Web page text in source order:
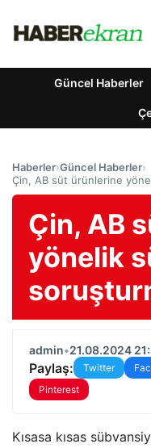
Güncel Haberler
Haberler›Güncel Haberler›
Çin, AB süt ürünlerine
Çin, AB
yönelik
admin•21.08.2024
Paylaş: Twitter
Pinterest
Kısasa kısas